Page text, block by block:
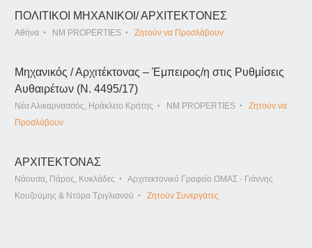
ΠΟΛΙΤΙΚΟΙ ΜΗΧΑΝΙΚΟΙ/ ΑΡΧΙΤΕΚΤΟΝΕΣ
Αθήνα NM PROPERTIES Ζητούν να Προσλάβουν
Μηχανικός / Αρχιτέκτονας – Έμπειρος/η στις Ρυθμίσεις
Αυθαιρέτων (Ν. 4495/17)
Νέα Αλικαρνασσός, Ηράκλειο Κρήτης NM PROPERTIES
Ζητούν να
Προσλάβουν
ΑΡΧΙΤΕΚΤΟΝΑΣ
Νάουσα, Πάρος, Κυκλάδες
Αρχιτεκτονικό Γραφείο ΟΜΑΣ - Γιάννης
Κουζούμης & Ντόρα Τριγλιανού
Ζητούν Συνεργάτες